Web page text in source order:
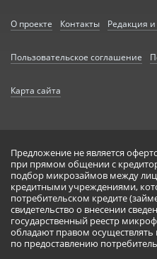
О проекте Контакты Редакция
Пользовательское соглашение
Карта сайта
Предложение не является
при прямом общении с
подбор микрозаймов между
кредитными учреждениями,
потребительском кредите
свидетельство о внесении
государственный реестр
обладают правом
по предоставлению